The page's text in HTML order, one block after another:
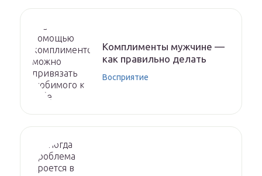
Комплименты мужчине —
как правильно делать
Восприятие